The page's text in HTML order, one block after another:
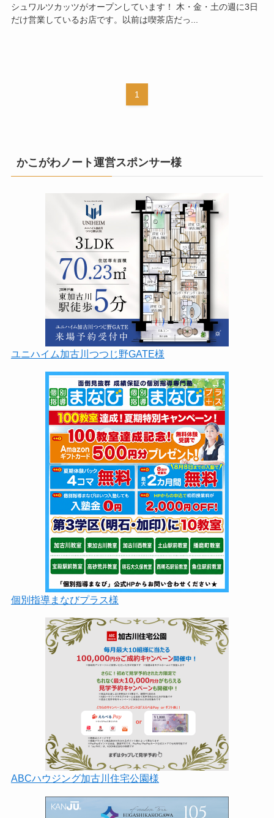
シュワルツカッツがオープンしています！ 木・金・土の週に3日
だけ営業しているお店です。以前は喫茶店だっ...
1
かこがわノート運営スポンサー様
ユニハイム加古川つつじ野GATE様
個別指導まなびプラス様
ABCハウジング加古川住宅公園様